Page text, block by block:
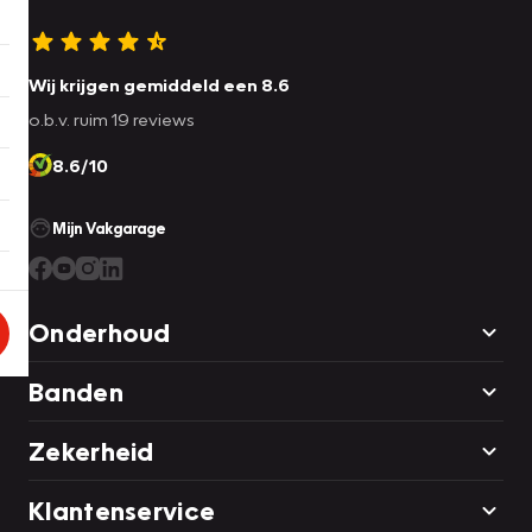
Wij krijgen gemiddeld een 8.6
o.b.v. ruim 19 reviews
8.6/10
Mijn Vakgarage
Onderhoud
Banden
Zekerheid
Klantenservice